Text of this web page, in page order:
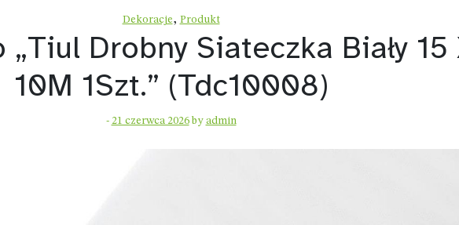
Dekoracje, Produkt
„Tiul Drobny Siateczka Biały 15
10M 1Szt.” (Tdc10008)
- 21 czerwca 2026by admin